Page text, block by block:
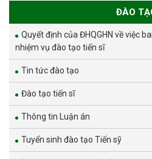
ĐÀO
Quyết định của ĐHQGHN về việc
nhiệm vụ đào tạo tiến sĩ
Tin tức đào tạo
Đào tạo tiến sĩ
Thông tin Luận án
Tuyển sinh đào tạo Tiến sỹ